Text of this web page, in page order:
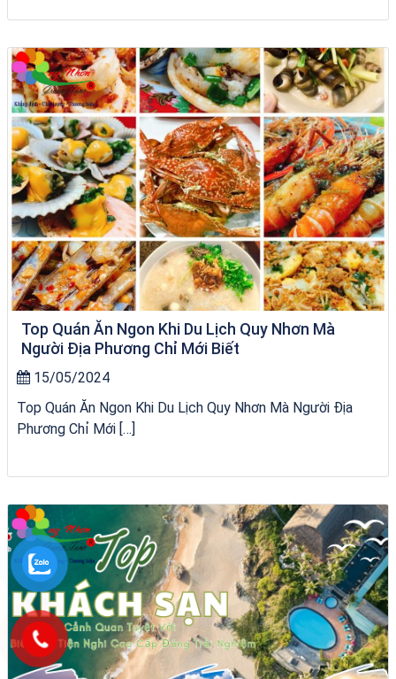
Tour Gia Lai Quy Nhơn
Top Quán Ăn Ngon Khi Du Lịch Quy Nhơn Mà
Người Địa Phương Chỉ Mới Biết
15/05/2024
Top Quán Ăn Ngon Khi Du Lịch Quy Nhơn Mà Người Địa
Phương Chỉ Mới […]
Tour Gia Lai Quy Nhơn